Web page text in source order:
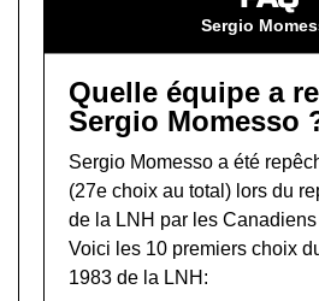
Sergio
Quelle équipe a
Sergio Momesso
Sergio Momesso a été
(27e choix au total) lors du
de la LNH par les
Voici les 10 premiers choix
1983 de la LNH: